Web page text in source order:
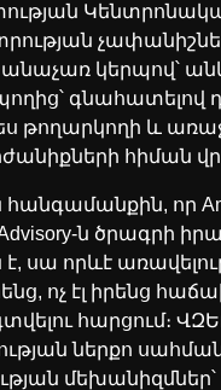
անաչառ կերպով՝
գնահատելով
թողարկողի և
հիման
հանգամանքին, որ
Advisory-ն ծրագրի
սա որևէ
ոչ էլ իրենց
հարցում։
ներքո